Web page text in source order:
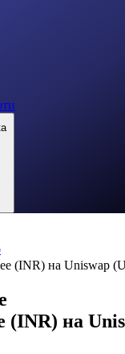
(INR) на Uniswap
(INR) на